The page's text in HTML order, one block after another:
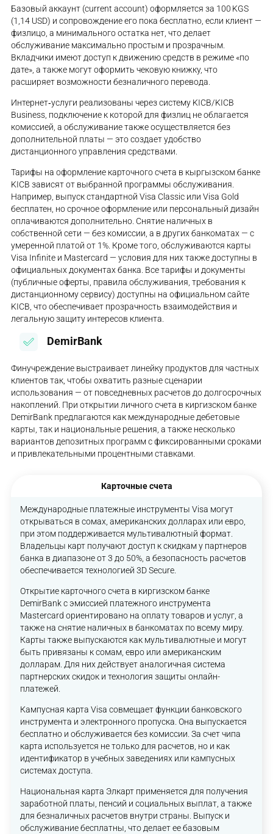
Базовый аккаунт (current account) оформляется за 100 KGS
(1,14 USD) и сопровождение его пока бесплатно, если клиент —
физлицо, а минимального остатка нет, что делает
обслуживание максимально простым и прозрачным.
Вкладчики имеют доступ к движению средств в режиме «по
дате», а также могут оформить чековую книжку, что
расширяет возможности безналичного перевода.
Интернет‑услуги реализованы через систему KICB/KICB
Business, подключение к которой для физлиц не облагается
комиссией, а обслуживание также осуществляется без
дополнительной платы — это создает удобство
дистанционного управления средствами.
Тарифы на оформление карточного счета в кыргызском банке
KICB зависят от выбранной программы обслуживания.
Например, выпуск стандартной Visa Classic или Visa Gold
бесплатен, но срочное оформление или персональный дизайн
оплачиваются дополнительно. Снятие наличных в
собственной сети — без комиссии, а в других банкоматах — с
умеренной платой от 1%. Кроме того, обслуживаются карты
Visa Infinite и Mastercard — условия для них также доступны в
официальных документах банка. Все тарифы и документы
(публичные оферты, правила обслуживания, требования к
дистанционному сервису) доступны на официальном сайте
KICB, что обеспечивает прозрачность взаимодействия и
легальную защиту интересов клиента.
DemirBank
Финучреждение выстраивает линейку продуктов для частных
клиентов так, чтобы охватить разные сценарии
использования — от повседневных расчетов до долгосрочных
накоплений. При открытии личного счета в киргизском банке
DemirBank предлагаются как международные дебетовые
карты, так и национальные решения, а также несколько
вариантов депозитных программ с фиксированными сроками
и привлекательными процентными ставками.
Карточные счета
Международные платежные инструменты Visa могут
открываться в сомах, американских долларах или евро,
при этом поддерживается мультивалютный формат.
Владельцы карт получают доступ к скидкам у партнеров
банка в диапазоне от 3 до 50%, а безопасность расчетов
обеспечивается технологией 3D Secure.
Открытие карточного счета в киргизском банке
DemirBank с эмиссией платежного инструмента
Mastercard ориентировано на оплату товаров и услуг, а
также на снятие наличных в банкоматах по всему миру.
Карты также выпускаются как мультивалютные и могут
быть привязаны к сомам, евро или американским
долларам. Для них действует аналогичная система
партнерских скидок и технология защиты онлайн-
платежей.
Кампусная карта Visa совмещает функции банковского
инструмента и электронного пропуска. Она выпускается
бесплатно и обслуживается без комиссии. За счет чипа
карта используется не только для расчетов, но и как
идентификатор в учебных заведениях или кампусных
системах доступа.
Национальная карта Элкарт применяется для получения
заработной платы, пенсий и социальных выплат, а также
для безналичных расчетов внутри страны. Выпуск и
обслуживание бесплатны, что делает ее базовым